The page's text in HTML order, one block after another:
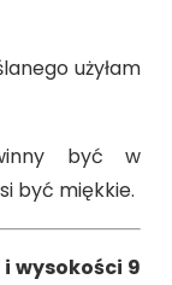
użyłam
być w
być miękkie.
wysokości 9